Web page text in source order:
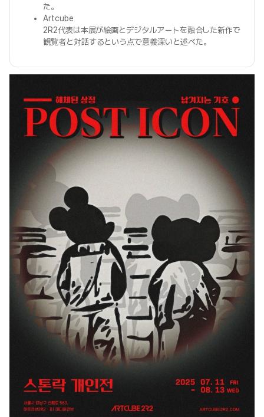
た。
Artcube
2R2代表は本展が絵画とデジタルアートを融合した新作で
観覧者と対話するという点で意義深いと述べた。